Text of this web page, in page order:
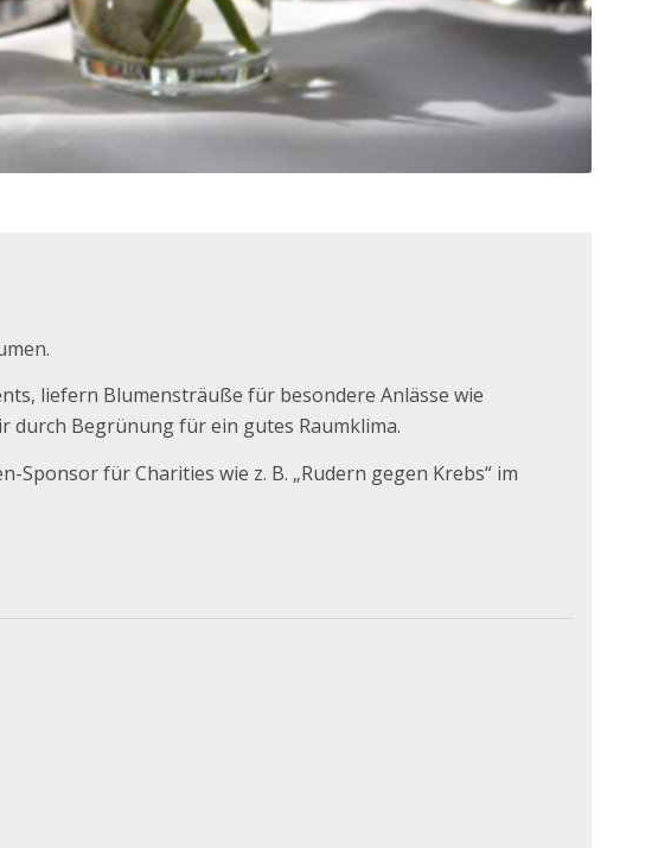
liefern Blumensträuße für besondere Anlässe wie
durch Begrünung für ein gutes Raumklima.
Sponsor für Charities wie z. B. „Rudern gegen Krebs“ im